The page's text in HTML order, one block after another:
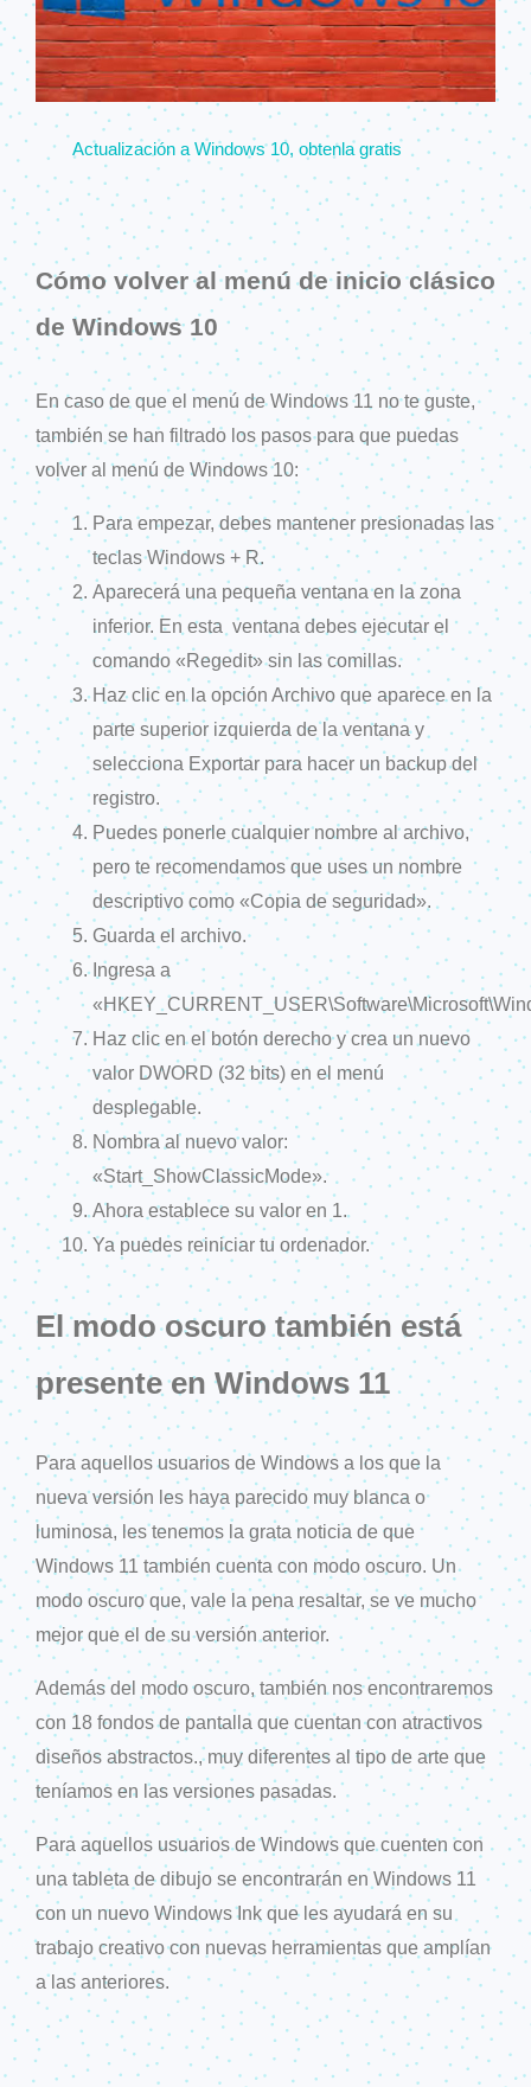
Actualización a Windows 10, obtenla gratis
Cómo volver al menú de inicio clásico
de Windows 10
En caso de que el menú de Windows 11 no te guste,
también se han filtrado los pasos para que puedas
volver al menú de Windows 10:
Para empezar, debes mantener presionadas las
teclas Windows + R.
Aparecerá una pequeña ventana en la zona
inferior. En esta ventana debes ejecutar el
comando «Regedit» sin las comillas.
Haz clic en la opción Archivo que aparece en la
parte superior izquierda de la ventana y
selecciona Exportar para hacer un backup del
registro.
Puedes ponerle cualquier nombre al archivo,
pero te recomendamos que uses un nombre
descriptivo como «Copia de seguridad».
Guarda el archivo.
Ingresa a
Haz clic en el botón derecho y crea un nuevo
valor DWORD (32 bits) en el menú
desplegable.
Nombra al nuevo valor:
«Start_ShowClassicMode».
Ahora establece su valor en 1.
Ya puedes reiniciar tu ordenador.
El modo oscuro también está
presente en Windows 11
Para aquellos usuarios de Windows a los que la
nueva versión les haya parecido muy blanca o
luminosa, les tenemos la grata noticia de que
Windows 11 también cuenta con modo oscuro. Un
modo oscuro que, vale la pena resaltar, se ve mucho
mejor que el de su versión anterior.
Además del modo oscuro, también nos encontraremos
con 18 fondos de pantalla que cuentan con atractivos
diseños abstractos., muy diferentes al tipo de arte que
teníamos en las versiones pasadas.
Para aquellos usuarios de Windows que cuenten con
una tableta de dibujo se encontrarán en Windows 11
con un nuevo Windows Ink que les ayudará en su
trabajo creativo con nuevas herramientas que amplían
a las anteriores.